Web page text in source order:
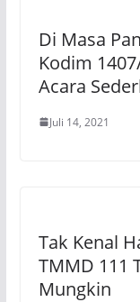
Di Masa
Kodim
Acara
Juli 14, 2021
Tak Kenal
TMMD 111
Mungkin